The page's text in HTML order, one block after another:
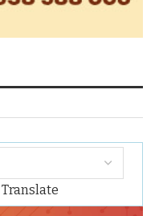
Translate